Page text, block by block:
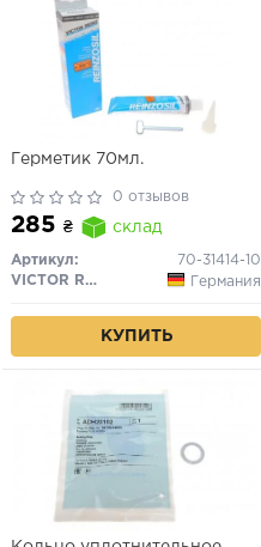
Герметик 70мл.
0 отзывов
285 ₴ склад
Артикул:
70-31414-10
VICTOR REINZ
Германия
КУПИТЬ